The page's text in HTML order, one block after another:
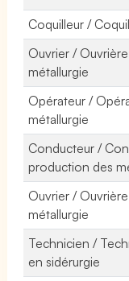
Coquilleur /
Ouvrier /
métallurgie
Opérateur /
métallurgie
Conducteur /
production des
Ouvrier /
métallurgie
Technicien /
en sidérurgie